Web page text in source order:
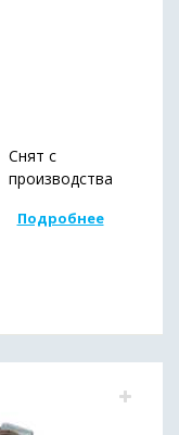
Снят с
производства
Подробнее